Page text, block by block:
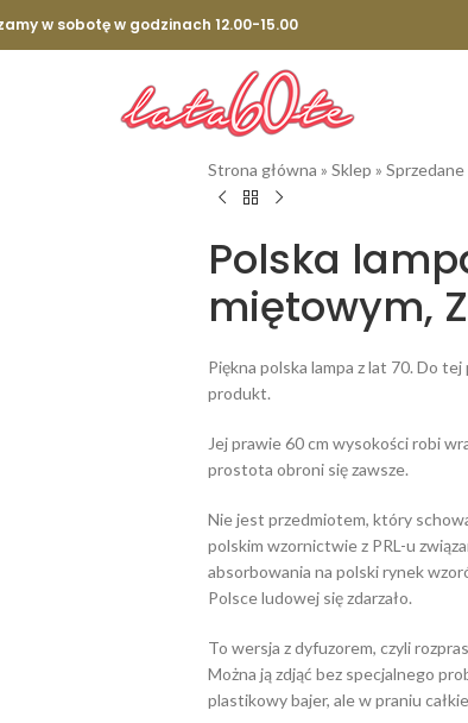
w sobotę w godzinach 12.00-15.00
Strona główna » Sklep » Sprzedane
Polska
miętowym,
Piękna polska lampa z lat 70. Do
produkt.
Jej prawie 60 cm wysokości robi
prostota obroni się zawsze.
Nie jest przedmiotem, który
polskim wzornictwie z PRL-u
absorbowania na polski rynek
Polsce ludowej się zdarzało.
To wersja z dyfuzorem, czyli
Można ją zdjąć bez specjalnego
plastikowy bajer, ale w praniu